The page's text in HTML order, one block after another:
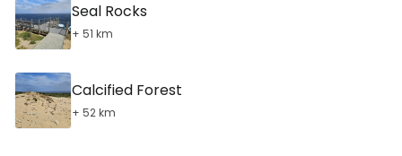
Seal Rocks
+ 51 km
Calcified Forest
+ 52 km